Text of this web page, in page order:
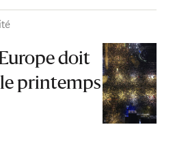
doit
printemps